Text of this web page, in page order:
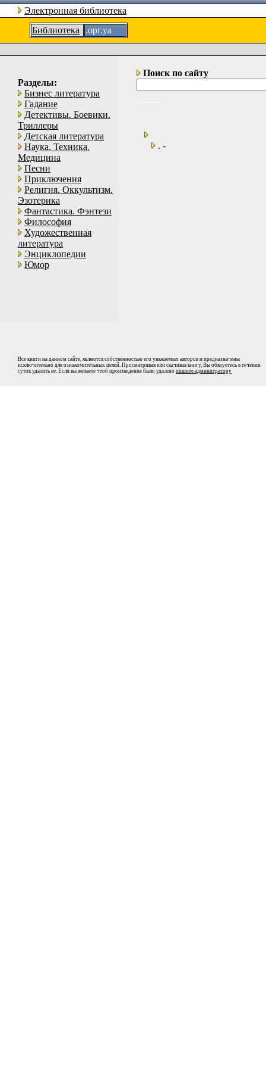
Электронная библиотека
Библиотека
.орг.уа
Разделы:
Бизнес литература
Гадание
Детективы. Боевики.
Триллеры
Детская литература
Наука. Техника.
Медицина
Песни
Приключения
Религия. Оккультизм.
Эзотерика
Фантастика. Фэнтези
Философия
Художественная
литература
Энциклопедии
Юмор
Поиск по сайту
. -
Все книги на данном сайте, являются собственностью его уважаемых авторов и предназначены
исключительно для ознакомительных целей. Просматривая или скачивая книгу, Вы обязуетесь в течении
суток удалить ее. Если вы желаете чтоб произведение было удалено пишите админитратору